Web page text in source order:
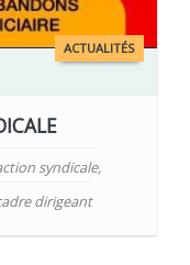
ACTUALITÉS
syndicale,
dirigeant